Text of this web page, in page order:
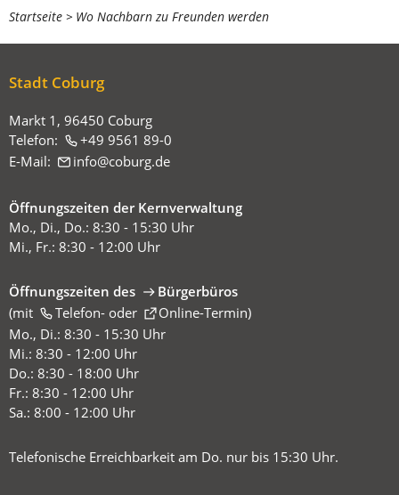
Sie
befinden
sich
Startseite Wo Nachbarn zu Freunden werden
Stadt Coburg
Markt 1, 96450 Coburg
Telefon:
+49 9561 89-0
E-Mail:
info coburg de
Öffnungszeiten der Kernverwaltung
Mo., Di., Do.: 8:30 - 15:30 Uhr
Mi., Fr.: 8:30 - 12:00 Uhr
Öffnungszeiten des
Bürgerbüros
(mit
Telefon-oder Online-Termin
(Öffnet
in
einem
neuen
Tab)
)
Mo., Di.: 8:30 - 15:30 Uhr
Mi.: 8:30 - 12:00 Uhr
Do.: 8:30 - 18:00 Uhr
Fr.: 8:30 - 12:00 Uhr
Sa.: 8:00 - 12:00 Uhr
Telefonische Erreichbarkeit am Do. nur bis 15:30 Uhr.